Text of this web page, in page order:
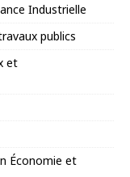
Industrielle
publics
et
Économie et